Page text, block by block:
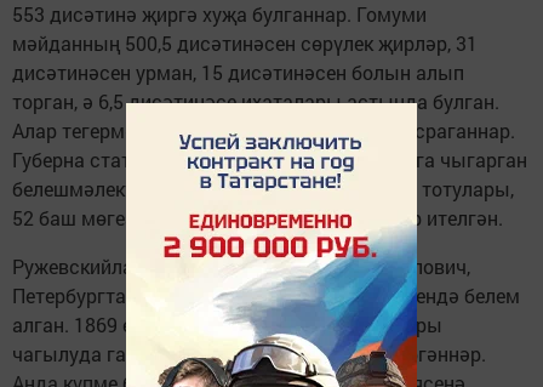
553 дисәтинә җиргә хуҗа булганнар. Гомуми
мәйданның 500,5 дисә­тинәсен сөрүлек җирләр, 31
дисәтинәсен урман, 15 дисәтинәсен болын алып
торган, ә 6,5 дисәтинә­се ихаталары астында булган.
Алар тегермән тотканнар, мал-туарны күп асраганнар.
Губерна статистика бүлеге 1915 елда дөньяга чыгарган
белешмәлектә хуҗалар­ның 31 баш ат малы тоту­лары,
52 баш мөгезле эре терлек асраулары хәбәр ителгән.
Ружевскийларның өчен­чесе, Владимир Павло­вич,
Петербургтагы ме­дико-хирургия академия­сендә белем
алган. 1869 елда аны, революцион карашлары
чагылуда гаепләп, Олонец губер­насына сөргәннәр.